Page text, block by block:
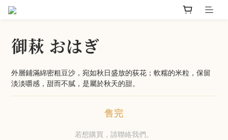
御萩 おはぎ
外層鋪滿綿密粗豆沙，宛如秋日盛放的荻花；軟糯的米粒，保留
淡淡嚼感，甜而不膩，是屬於秋天的甜。
售完
若想購買，請聯絡我們。